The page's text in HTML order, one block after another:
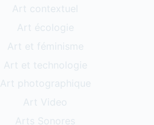
Art contextuel
Art écologie
Art et féminisme
Art et technologie
Art photographique
Art Video
Arts Sonores